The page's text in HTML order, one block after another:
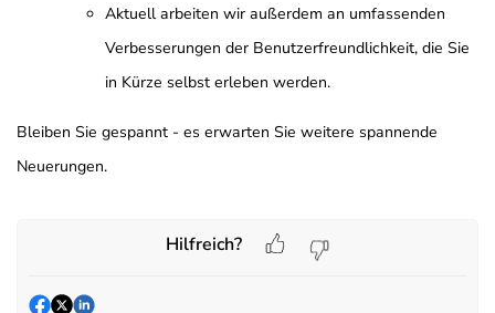
Aktuell arbeiten wir außerdem an umfassenden
Verbesserungen der Benutzerfreundlichkeit, die Sie
in Kürze selbst erleben werden.
Bleiben Sie gespannt - es erwarten Sie weitere spannende
Neuerungen.
Hilfreich?